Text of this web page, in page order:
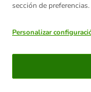
2026
sección de preferencias.
Personalizar